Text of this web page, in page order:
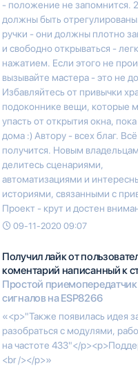
- положение не запомнится.
должны быть
ручки - они должны плотно
и свободно открываться -
нажатием. Если этого не
вызывайте мастера - это не
Избавляйтесь от привычки
подоконнике вещи, которые
упасть от открытия окна, пока
дома :) Автору - всех благ. Всё
получится. Новым
делитесь сценариями,
автоматизациями и
историями, связанными с
Проект - крут и достен
09-11-2020 09:07
Получил лайк от
коментарий написанный к
Простой приемопередатчик
сигналов на ESP8266
«<p>"Также появилась идея
разобраться с модулями,
на частоте 433"</
<br /></p>»